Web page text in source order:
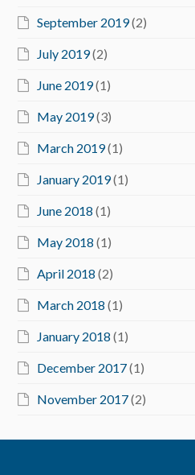
September 2019(2)
July 2019(2)
June 2019(1)
May 2019(3)
March 2019(1)
January 2019(1)
June 2018 (1)
May 2018 (1)
April 2018 (2)
March 2018 (1)
January 2018 (1)
December 2017(1)
November 2017(2)